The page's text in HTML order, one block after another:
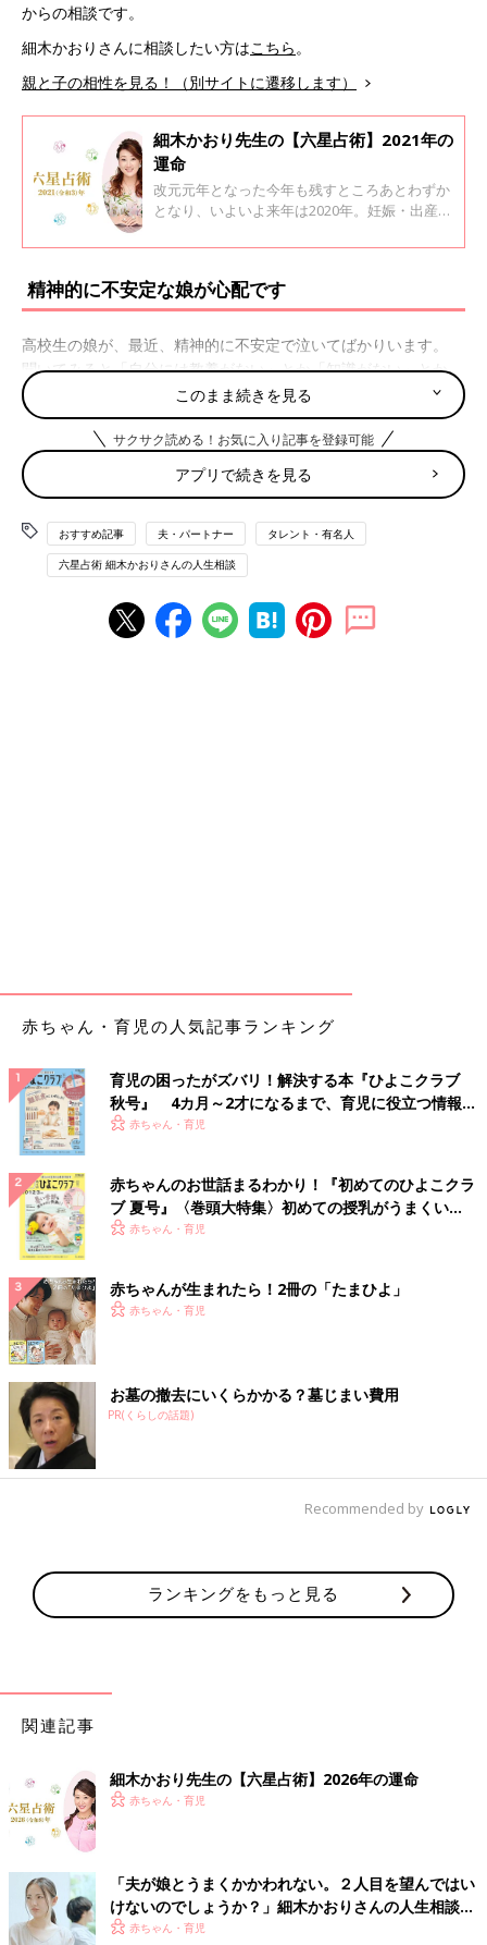
からの相談です。
細木かおりさんに相談したい方はこちら 。
親と子の相性を見る！（別サイトに遷移します）
細木かおり先生の【六星占術】2021年の
運命
改元元年となった今年も残すところあとわずか
となり、いよいよ来年は2020年。妊娠・出産や
ないでしょうか。 今回、六星占術で有名な細木
か運命星ごとに教えてもらいました。
精神的に不安定な娘が心配です
高校生の娘が、最近、精神的に不安定で泣いてばかりいます。
聞いてみると「自分には教養がない」とか「知識がない」とか
「何も取り柄がない」などの悩みがあるようです。
一番引っ掛かってることは「悩みを誰にも言えない」とのこと。
ずっと悩んでいます。
学校がイヤとか友達と上手くいっていないとか、そういうことで
はなく、自分の心の悩みのようです。学校には行ったり行かなか
らなるべく話を聞いたり、側にいてあげたり気持ちを共感したり
励ましたりしていますが、状況は変わりません。今年は天王星人
（＋）は良い運気だと思うのですが、どうしてこんなに悩んでい
るのかとても心配です。どうかアドバイスお願い致します。
（国：女性）
くだけではなく、なぜ自分には知識がないと思ったのか、どのよ
さんが自分の問題解決に向けてどうすれば前進できるのか、きっ
かけを掴むためには何をしてあげたらいいのかなどを一緒に考え
てあげると良いでしょう。
また、たとえ運気がよくても、行動しなければその良い運気の波
に乗ることはできません。良い運気の時こそ、勇気を持って一歩
踏み出すことが大切なのです。娘さんが自信を持って行動できる
よう本人が望む学びを深められるようなサポートを是非してあげ
かしいとは思いますが、たとえ小さなことでも、「できた」「進
んでいる」という実感が持てれば、それが自信となり、娘さんの
気持ちも少しずつ晴れていくはずです。
細木かおり先生
一男二女の母。細木数子のマネージャー兼アシスタントを経て、
六星占術の継承者に。母・数子の意思を継承し、個人鑑定と「六
星占術をヒントにより幸せな人生を」を柱とした講演会を行い、
さまざまな世代に、六星占術をどのように活かせるかを伝えてい
る。著書に『六星占術によるあなたの運命』、ほかに母・数子と
の共著で『新版 幸せになるため先祖の祀り方』『六星占術によ
るあなたの宿命』（すべて飛鳥新社刊）がある。また、2019年2
このまま続きを見る
サクサク読める！お気に入り記事を登録可能
アプリで続きを見る
おすすめ記事 夫・パートナー タレント・有名人
六星占術 細木かおりさんの人生相談
赤ちゃん・育児の人気記事ランキング
育児の困ったがズバリ！解決する本『ひよこクラブ
秋号』 4カ月～2才になるまで、育児に役立つ情報が
いっぱい！
赤ちゃん・育児
赤ちゃんのお世話まるわかり！『初めてのひよこクラ
ブ 夏号』〈巻頭大特集〉初めての授乳がうまくい
く！ おっぱい・ミルクの基本と夏のトラブル 解決テ
赤ちゃん・育児
赤ちゃんが生まれたら！2冊の「たまひよ」
赤ちゃん・育児
お墓の撤去にいくらかかる？墓じまい費用
PR(くらしの話題)
Recommended by
ランキングをもっと見る
関連記事
細木かおり先生の【六星占術】2026年の運命
赤ちゃん・育児
「夫が娘とうまくかかわれない。２人目を望んではい
けないのでしょうか？」細木かおりさんの人生相談
183回赤ちゃん・育児